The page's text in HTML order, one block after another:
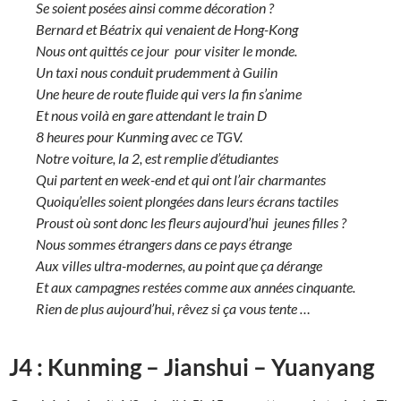
Se soient posées ainsi comme décoration ?
Bernard et Béatrix qui venaient de Hong-Kong
Nous ont quittés ce jour pour visiter le monde.
Un taxi nous conduit prudemment à Guilin
Une heure de route fluide qui vers la fin s’anime
Et nous voilà en gare attendant le train D
8 heures pour Kunming avec ce TGV.
Notre voiture, la 2, est remplie d’étudiantes
Qui partent en week-end et qui ont l’air charmantes
Quoiqu’elles soient plongées dans leurs écrans tactiles
Proust où sont donc les fleurs aujourd’hui jeunes filles ?
Nous sommes étrangers dans ce pays étrange
Aux villes ultra-modernes, au point que ça dérange
Et aux campagnes restées comme aux années cinquante.
Rien de plus aujourd’hui, rêvez si ça vous tente …
J4 : Kunming – Jianshui – Yuanyang